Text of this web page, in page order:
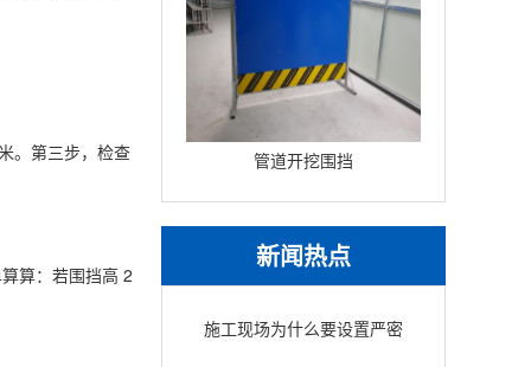
管道开挖围挡
新闻热点
施工现场为什么要设置严密
。第三步，检查
算：若围挡高 2